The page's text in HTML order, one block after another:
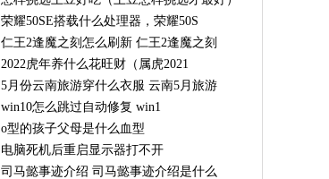
荣耀50SE搭载什么处理器，荣耀50S
仁王2逢魔之刻怎么刷新 仁王2逢魔之刻
2022虎年养什么花旺财（属虎2021
5月份云南旅游穿什么衣服 云南5月旅游
win10怎么跳过自动修复 win1
o型的孩子父母是什么血型
电脑死机后重启显示器打不开
司马懿事迹介绍 司马懿事迹介绍是什么